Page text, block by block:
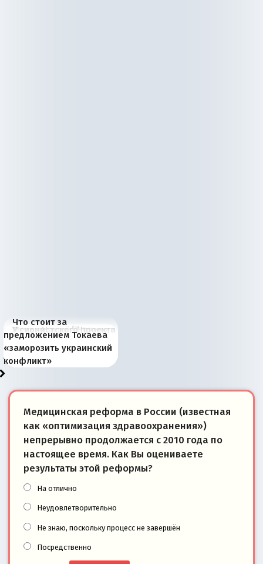
В России назрели
перемены: 15 шагов к
суверенной экономике
Миграционный пожар
Европы
Россия начинает
сбрасывать балласт
Анкориджа
Россия зимой 1904
года: первые уступки во
внутренней политике
Русская нация вчера и
сегодня
Почему правый крах в
Варшаве не поможет её
отношениям с Россией?
Место Науру / Науэро в
современной истории
Южной Осетии
У сионистского проекта
появилось украинское
измерение
Что стоит за
предложением Токаева
«заморозить украинский
конфликт»
Медицинская реформа в России (известная
как «оптимизация здравоохранения»)
непрерывно продолжается с 2010 года по
настоящее время. Как Вы оцениваете
результаты этой реформы?
На отлично
Неудовлетворительно
Не знаю, поскольку процесс не завершён
Посредственно